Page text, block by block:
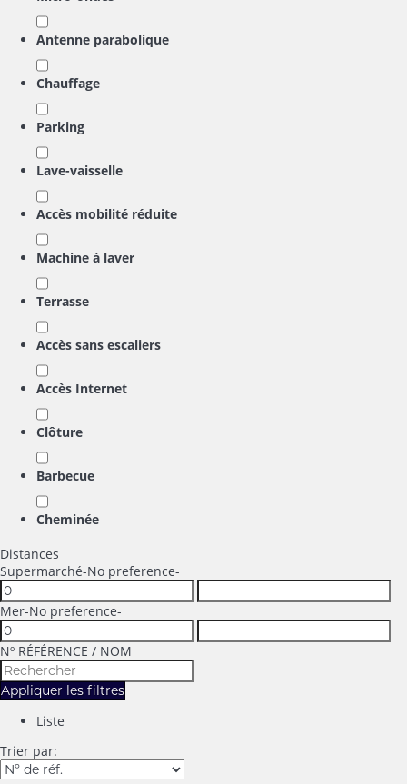
Antenne parabolique
Chauffage
Parking
Lave-vaisselle
Accès mobilité réduite
Machine à laver
Terrasse
Accès sans escaliers
Accès Internet
Clôture
Barbecue
Cheminée
Distances
Supermarché-No preference-
Mer-No preference-
Nº RÉFÉRENCE / NOM
Appliquer les filtres
Liste
Trier par: